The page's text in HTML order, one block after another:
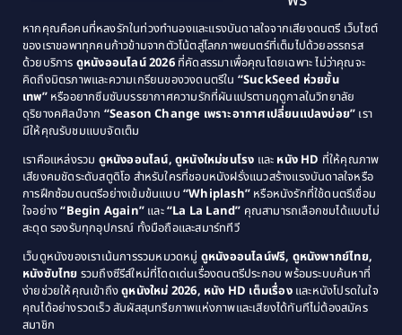
Classic หนังคลาสสิก(25)
Comedy ตลก(46)
Comedy ตลก(515)
Coming of Age ก้าวพ้นวัย(1)
Coming-of-Age(3)
Community(1)
Crime อาชญากรรม(78)
1989
1988
1987
1986
1985
1984
1983
1982
1979
1978
1976
1975
1974
1971
1970
1969
1968
1964
1963
หากคุณคือคนที่หลงรักในท่วงทำนองและแรงบันดาลใจจากเสียงดนตรี เว็บไซต์
ของเราขอพาทุกคนก้าวข้ามจากตัวโน้ตสู่โลกภาพยนตร์ที่เต็มไปด้วยอรรถรส
ด้วยบริการ ดูหนังออนไลน์ 2026ที่คัดสรรมาเพื่อคุณโดยเฉพาะ ไม่ว่าคุณจะ
คิดถึงมิตรภาพและความเกรียนของวงดนตรีใน “SuckSeed ห่วยขั้น
เทพ”หรืออยากซึมซับบรรยากาศความรักที่ผันแปรตามฤดูกาลในวิทยาลัย
ดุริยางคศิลป์จาก “Season Change เพราะอากาศเปลี่ยนแปลงบ่อย” เรา
มีให้คุณรับชมแบบจัดเต็ม
เราคือแหล่งรวม ดูหนังออนไลน์, ดูหนังใหม่ชนโรง และ หนัง HD ที่ให้คุณภาพ
เสียงคมชัดระดับสตูดิโอ สำหรับใครที่ชอบหนังฝรั่งแนวสร้างแรงบันดาลใจหรือ
การฝึกซ้อมดนตรีอย่างเข้มข้นแบบ “Whiplash” หรือหนังรักที่ใช้ดนตรีเชื่อม
ใจอย่าง“Begin Again” และ“La La Land” คุณสามารถเลือกชมได้แบบไม่
สะดุด รองรับทุกอุปกรณ์ ทั้งมือถือและสมาร์ททีวี
เว็บดูหนังของเราเน้นการรวมหมวดหมู่ ดูหนังออนไลน์ฟรี, ดูหนังพากย์ไทย,
หนังซับไทย รวมถึงซีรีส์ใหม่ที่โดดเด่นเรื่องดนตรีประกอบ พร้อมระบบค้นหาที่
ง่ายช่วยให้คุณเข้าถึงดูหนังใหม่ 2026, หนัง HD เต็มเรื่องและหนังโปรดในใจ
คุณได้อย่างรวดเร็ว สัมผัสสุนทรียภาพแห่งภาพและเสียงได้ทันทีไม่ต้องสมัคร
สมาชิก